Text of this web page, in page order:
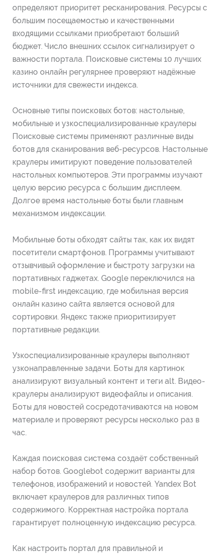
определяют приоритет ресканирования. Ресурсы с
большим посещаемостью и качественными
входящими ссылками приобретают больший
бюджет. Число внешних ссылок сигнализирует о
важности портала. Поисковые системы 10 лучших
казино онлайн регулярнее проверяют надёжные
источники для свежести индекса.
Основные типы поисковых ботов: настольные,
мобильные и узкоспециализированные краулеры
Поисковые системы применяют различные виды
ботов для сканирования веб-ресурсов. Настольные
краулеры имитируют поведение пользователей
настольных компьютеров. Эти программы изучают
целую версию ресурса с большим дисплеем.
Долгое время настольные боты были главным
механизмом индексации.
Мобильные боты обходят сайты так, как их видят
посетители смартфонов. Программы учитывают
отзывчивый оформление и быстроту загрузки на
портативных гаджетах. Google переключился на
mobile-first индексацию, где мобильная версия
онлайн казино сайта является основой для
сортировки. Яндекс также приоритизирует
портативные редакции.
Узкоспециализированные краулеры выполняют
узконаправленные задачи. Боты для картинок
анализируют визуальный контент и теги alt. Видео-
краулеры анализируют видеофайлы и описания.
Боты для новостей сосредотачиваются на новом
материале и проверяют ресурсы несколько раз в
час.
Каждая поисковая система создаёт собственный
набор ботов. Googlebot содержит варианты для
телефонов, изображений и новостей. Yandex Bot
включает краулеров для различных типов
содержимого. Корректная настройка портала
гарантирует полноценную индексацию ресурса.
Как настроить портал для правильной и